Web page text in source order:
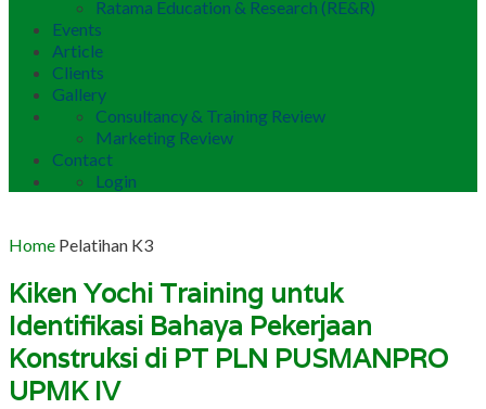
Ratama Education & Research (RE&R)
Events
Article
Clients
Gallery
Consultancy & Training Review
Marketing Review
Contact
Login
Home Pelatihan K3
Kiken Yochi Training untuk
Identifikasi Bahaya Pekerjaan
Konstruksi di PT PLN PUSMANPRO
UPMK IV